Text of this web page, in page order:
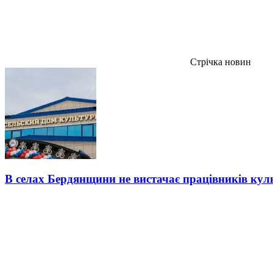
Стрічка новин
В селах Бердянщини не вистачає працівників